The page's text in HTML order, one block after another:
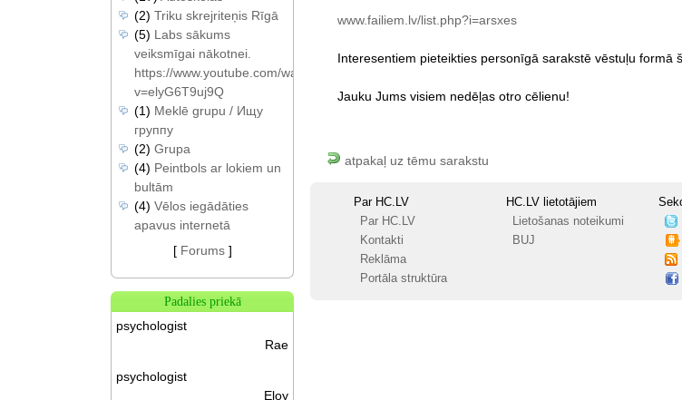
www.failiem.lv/list.php?i=arsxes
Interesentiem pieteikties personīgā sarakstē vēstuļu formā
Jauku Jums visiem nedēļas otro cēlienu!
atpakaļ uz tēmu sarakstu
Par HC.LV
Par HC.LV
Kontakti
Reklāma
Portāla struktūra
HC.LV lietotājiem
Lietošanas noteikumi
BUJ
(2) Triku skrejriteņis Rīgā
(5) Labs sākums
veiksmīgai nākotnei.
https://www.youtube.com/watch?
v=elyG6T9uj9Q
(1) Meklē grupu / Ищу
группу
(2) Grupa
(4) Peintbols ar lokiem un
bultām
(4) Vēlos iegādāties
apavus internetā
[ Forums]
Padalies priekā
psychologist
Rae
psychologist
Eloy